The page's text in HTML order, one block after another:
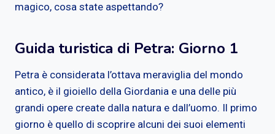
magico, cosa state aspettando?
Guida turistica di Petra: Giorno 1
Petra è considerata l’ottava meraviglia del mondo
antico, è il gioiello della Giordania e una delle più
grandi opere create dalla natura e dall’uomo. Il primo
giorno è quello di scoprire alcuni dei suoi elementi